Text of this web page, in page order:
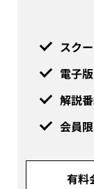
スク
電子
解説
会員
有料